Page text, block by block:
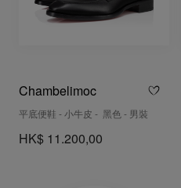
Chambelimoc
平底便鞋 - 小牛皮 - 黑色 - 男裝
HK$ 11.200,00